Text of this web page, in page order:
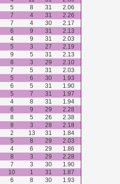
5 8 31
2.06
7 4 31
2.26
7 4 30
2.17
6 9 31
2.13
4 9 31
2.03
5 3 27
2.19
9 5 31
2.13
8 3 29
2.10
7 5 31
2.03
5 6 30
1.93
6 5 31
1.90
5 7 31
1.97
4 8 31
1.94
6 9 29
2.28
8 5 26
2.38
8 3 28
2.18
2 13 31
1.84
5 8 29
2.03
4 6 29
1.86
8 3 29
2.28
7 3 30
1.90
10 1 31
1.87
6 8 30
1.93